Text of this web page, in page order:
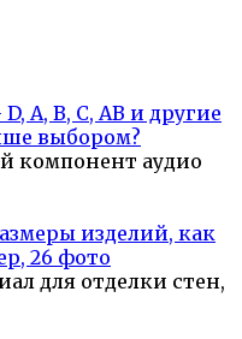
A, B, C, AB и другие
выбором?
компонент аудио
изделий, как
26 фото
для отделки стен,